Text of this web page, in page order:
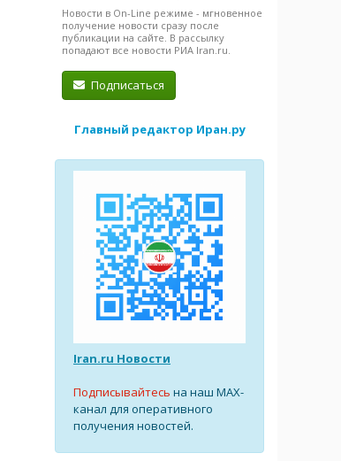
Новости в On-Line режиме - мгновенное
получение новости сразу после
публикации на сайте. В рассылку
попадают все новости РИА Iran.ru.
Подписаться
Главный редактор Иран.ру
Iran.ru Новости
Подписывайтесь на наш MAX-
канал для оперативного
получения новостей.